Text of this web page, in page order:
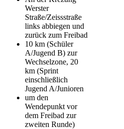
Werster
Straße/Zeissstraße
links abbiegen und
zurück zum Freibad
10 km (Schüler
A/Jugend B) zur
Wechselzone, 20
km (Sprint
einschließlich
Jugend A/Junioren
um den
Wendepunkt vor
dem Freibad zur
zweiten Runde)